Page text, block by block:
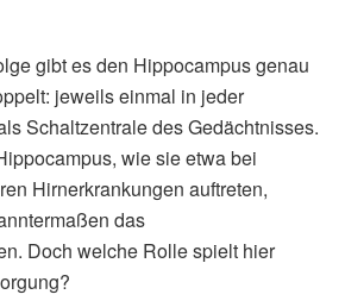
gibt es den Hippocampus genau
jeweils einmal in jeder
Schaltzentrale des Gedächtnisses.
wie sie etwa bei
Hirnerkrankungen auftreten,
das
Doch welche Rolle spielt hier